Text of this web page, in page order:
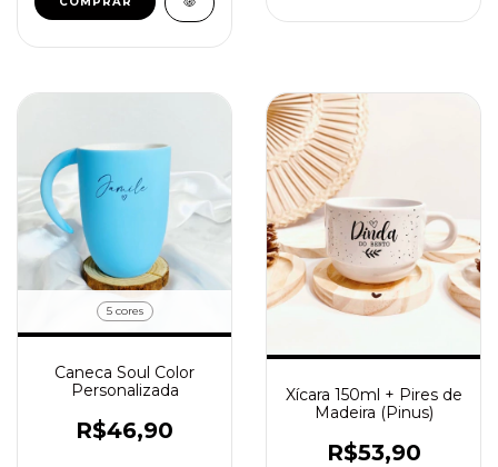
5 cores
Caneca Soul Color
Personalizada
R$46,90
Xícara 150ml + Pires de
Madeira (Pinus)
R$53,90